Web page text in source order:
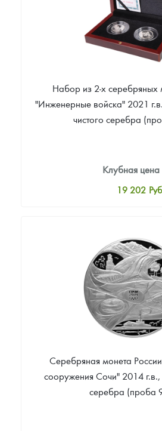
Набор из 2-х серебряных
"Инженерные войска" 2021
чистого серебра
Клубная цена
19 202
Цена выкупа
Серебряная монета
сооружения Сочи" 2014 г.в.,
серебра (проба